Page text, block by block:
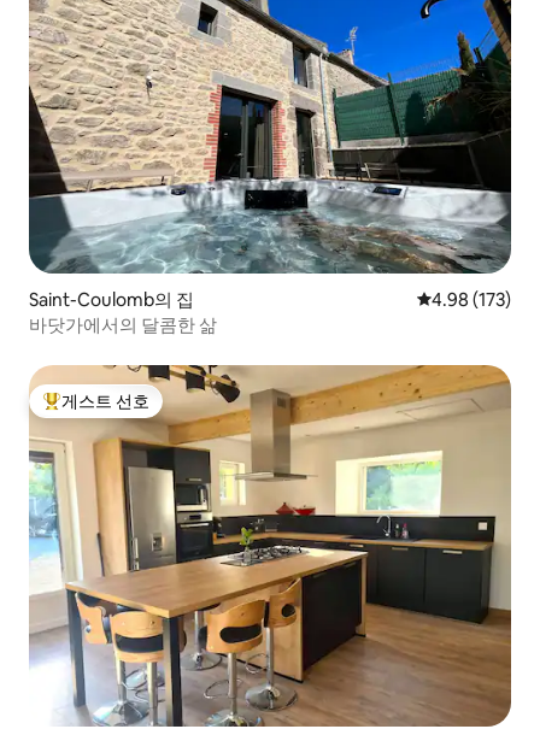
Saint-Coulomb의 집 평점 4.98점(5
4.98 (173)
바닷가에서의 달콤한 삶
상위 게스트 선호
게스트 선호